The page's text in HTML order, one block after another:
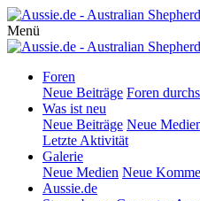
Menü
Foren
Neue Beiträge Foren
Was ist neu
Neue Beiträge Neue
Letzte Aktivität
Galerie
Neue Medien Neue
Aussie.de